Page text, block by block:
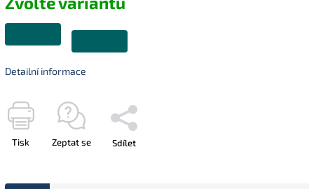
Detailní informace
Tisk Zeptat se Sdílet